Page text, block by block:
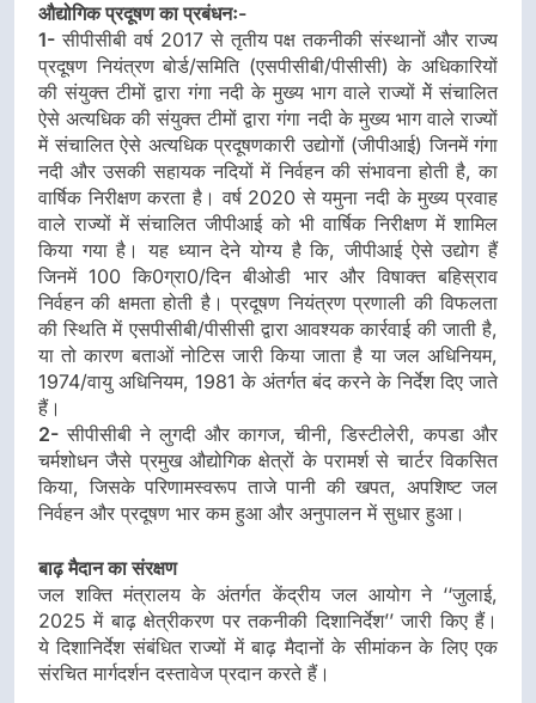
औद्योगिक प्रदूषण का प्रबंधनः-
1- सीपीसीबी वर्ष 2017 से तृतीय पक्ष तकनीकी संस्थानों और राज्य
प्रदूषण नियंत्रण बोर्ड/समिति (एसपीसीबी/पीसीसी) के अधिकारियों
की संयुक्त टीमों द्वारा गंगा नदी के मुख्य भाग वाले राज्यों मेें संचालित
ऐसे अत्यधिक की संयुक्त टीमों द्वारा गंगा नदी के मुख्य भाग वाले राज्यों
में संचालित ऐसे अत्यधिक प्रदूषणकारी उद्योगों (जीपीआई) जिनमें गंगा
नदी और उसकी सहायक नदियों में निर्वहन की संभावना होती है, का
वार्षिक निरीक्षण करता है। वर्ष 2020 से यमुना नदी के मुख्य प्रवाह
वाले राज्यों में संचालित जीपीआई को भी वार्षिक निरीक्षण में शामिल
किया गया है। यह ध्यान देने योग्य है कि, जीपीआई ऐसे उद्योग हैं
जिनमें 100 कि0ग्रा0/दिन बीओडी भार और विषाक्त बहिस्राव
निर्वहन की क्षमता होती है। प्रदूषण नियंत्रण प्रणाली की विफलता
की स्थिति में एसपीसीबी/पीसीसी द्वारा आवश्यक कार्रवाई की जाती है,
या तो कारण बताओं नोटिस जारी किया जाता है या जल अधिनियम,
1974/वायु अधिनियम, 1981 के अंतर्गत बंद करने के निर्देश दिए जाते
हैं।
2- सीपीसीबी ने लुगदी और कागज, चीनी, डिस्टीलेरी, कपडा और
चर्मशोधन जैसे प्रमुख औद्योगिक क्षेत्रों के परामर्श से चार्टर विकसित
किया, जिसके परिणामस्वरूप ताजे पानी की खपत, अपशिष्ट जल
निर्वहन और प्रदूषण भार कम हुआ और अनुपालन में सुधार हुआ।
बाढ़ मैदान का संरक्षण
जल शक्ति मंत्रालय के अंतर्गत केंद्रीय जल आयोग ने ‘‘जुलाई,
2025 में बाढ़ क्षेत्रीकरण पर तकनीकी दिशानिर्देश’’ जारी किए हैं।
ये दिशानिर्देश संबंधित राज्यों में बाढ़ मैदानों के सीमांकन के लिए एक
संरचित मार्गदर्शन दस्तावेज प्रदान करते हैं।